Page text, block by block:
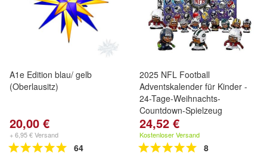
A1e Edition blau/ gelb
(Oberlausitz)
20,00 €
+ 6,95 € Versand
64
2025 NFL Football
Adventskalender für Kinder -
24-Tage-Weihnachts-
Countdown-Spielzeug
24,52 €
Kostenloser Versand
8